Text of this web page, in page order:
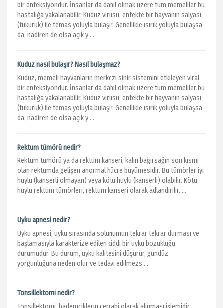
bir enfeksiyondur. İnsanlar da dahil olmak üzere tüm memeliler bu
hastalığa yakalanabilir. Kuduz virüsü, enfekte bir hayvanın salyası
(tükürük) ile temas yoluyla bulaşır. Genellikle ısırık yoluyla bulaşsa
da, nadiren de olsa açık y ...
Kuduz nasıl bulaşır? Nasıl bulaşmaz?
Kuduz, memeli hayvanların merkezi sinir sistemini etkileyen viral
bir enfeksiyondur. İnsanlar da dahil olmak üzere tüm memeliler bu
hastalığa yakalanabilir. Kuduz virüsü, enfekte bir hayvanın salyası
(tükürük) ile temas yoluyla bulaşır. Genellikle ısırık yoluyla bulaşsa
da, nadiren de olsa açık y ...
Rektum tümörü nedir?
Rektum tümörü ya da rektum kanseri, kalın bağırsağın son kısmı
olan rektumda gelişen anormal hücre büyümesidir. Bu tümörler iyi
huylu (kanserli olmayan) veya kötü huylu (kanserli) olabilir. Kötü
huylu rektum tümörleri, rektum kanseri olarak adlandırılır. ...
Uyku apnesi nedir?
Uyku apnesi, uyku sırasında solunumun tekrar tekrar durması ve
başlamasıyla karakterize edilen ciddi bir uyku bozukluğu
durumudur. Bu durum, uyku kalitesini düşürür, gündüz
yorgunluğuna neden olur ve tedavi edilmezs ...
Tonsillektomi nedir?
Tonsillektomi, bademciklerin cerrahi olarak alınması işlemidir.